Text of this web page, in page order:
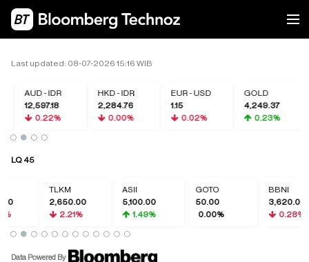
Last updated: 08-07-2026 15:16 WIB
AUD - IDR
12,597.18
0.22%
HKD - IDR
2,284.76
0.00%
EUR - USD
1.15
0.02%
GOLD
4,249.37
0.23%
LQ 45
TLKM
2,650.00
2.21%
5,100.00
1.49%
GOTO
50.00
0.00%
BBNI
3,620.00
0.28%
Data Powered By